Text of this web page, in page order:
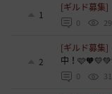
1
[ギルド募集]
0
2
[ギルド募集]
中！
0